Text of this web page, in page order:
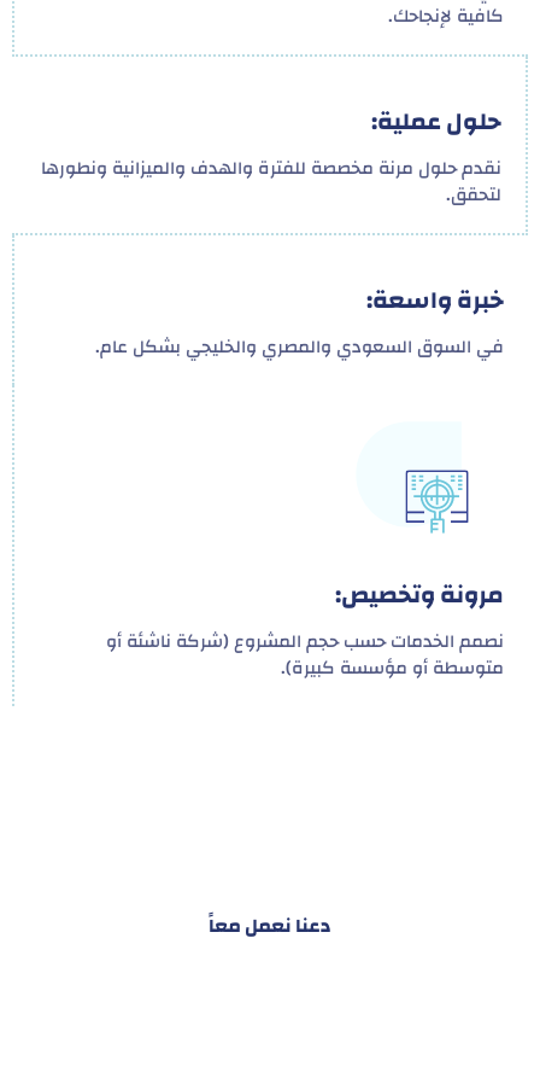
كافية لإنجاحك.
حلول عملية:
نقدم حلول مرنة مخصصة للفترة والهدف والميزانية ونطورها
لتحقق.
خبرة واسعة:
في السوق السعودي والمصري والخليجي بشكل عام.
مرونة وتخصيص:
نصمم الخدمات حسب حجم المشروع (شركة ناشئة أو
متوسطة أو مؤسسة كبيرة).
دعنا نعمل معاً